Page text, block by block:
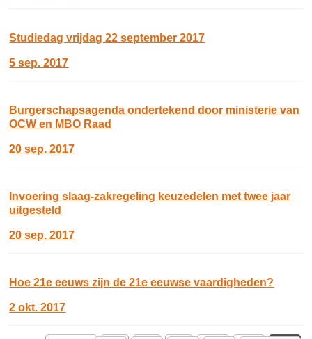
Studiedag vrijdag 22 september 2017
5 sep. 2017
Burgerschapsagenda ondertekend door ministerie van
OCW en MBO Raad
20 sep. 2017
Invoering slaag-zakregeling keuzedelen met twee jaar
uitgesteld
20 sep. 2017
Hoe 21e eeuws zijn de 21e eeuwse vaardigheden?
2 okt. 2017